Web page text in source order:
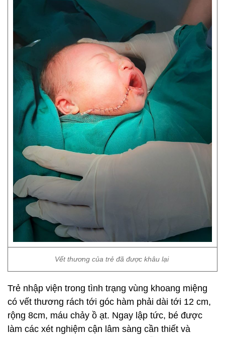
Vết thương của trẻ đã được khâu lại
Trẻ nhập viện trong tình trạng vùng khoang miệng
có vết thương rách tới góc hàm phải dài tới 12 cm,
rộng 8cm, máu chảy ồ ạt. Ngay lập tức, bé được
làm các xét nghiệm cận lâm sàng cần thiết và